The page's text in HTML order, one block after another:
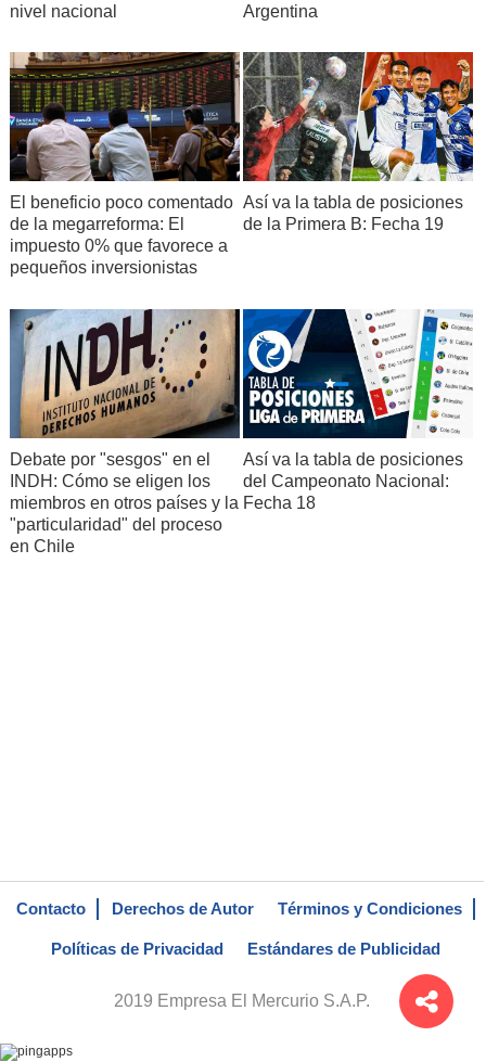
nivel nacional
Argentina
El beneficio poco comentado
de la megarreforma: El
impuesto 0% que favorece a
pequeños inversionistas
Así va la tabla de posiciones
de la Primera B: Fecha 19
Debate por "sesgos" en el
INDH: Cómo se eligen los
miembros en otros países y la
"particularidad" del proceso
en Chile
Así va la tabla de posiciones
del Campeonato Nacional:
Fecha 18
Contacto Derechos de Autor Términos y Condiciones
Políticas de Privacidad Estándares de Publicidad
2019 Empresa El Mercurio S.A.P.